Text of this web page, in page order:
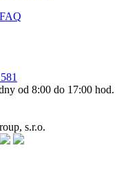
od 8:00 do 17:00 hod.
s.r.o.